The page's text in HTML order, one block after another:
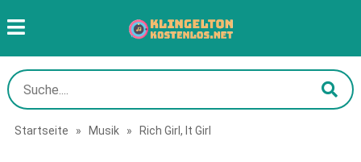
Startseite » Musik » Rich Girl, It Girl